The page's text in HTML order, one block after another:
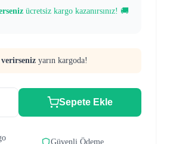
ücretsiz kargo kazanırsınız! 🚚
yarın kargoda!
Sepete Ekle
Güvenli Ödeme